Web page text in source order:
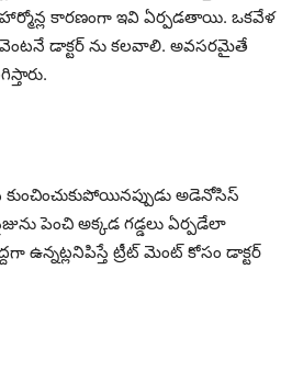
కారణంగా ఇవి ఏర్పడతాయి. ఒకవేళ
వెంటనే డాక్టర్ ను కలవాలి. అవసరమైతే
కుంచించుకుపోయినప్పుడు అడెనోసిస్
పెంచి అక్కడ గడ్డలు ఏర్పడేలా
ఉన్నట్లనిపిస్తే ట్రీట్ మెంట్ కోసం డాక్టర్